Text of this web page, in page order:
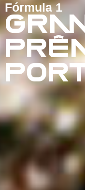
Fórmula 1